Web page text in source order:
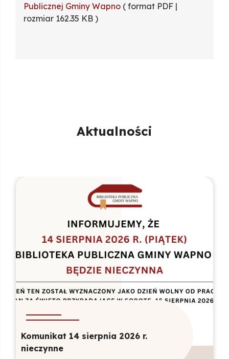
Publicznej Gminy Wapno ( format PDF |
rozmiar 162.35 KB )
Aktualności
Komunikat 14 sierpnia 2026 r.
nieczynne